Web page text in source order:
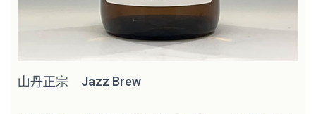
山丹正宗 Jazz Brew